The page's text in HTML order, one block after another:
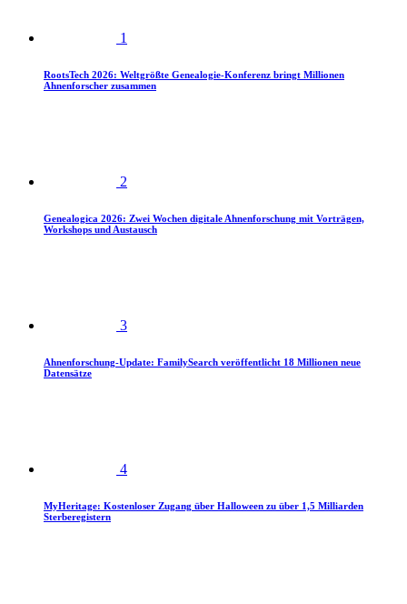
1
RootsTech 2026: Weltgrößte Genealogie-Konferenz bringt Millionen
Ahnenforscher zusammen
2
Genealogica 2026: Zwei Wochen digitale Ahnenforschung mit Vorträgen,
Workshops und Austausch
3
Ahnenforschung-Update: FamilySearch veröffentlicht 18 Millionen neue
Datensätze
4
MyHeritage: Kostenloser Zugang über Halloween zu über 1,5 Milliarden
Sterberegistern